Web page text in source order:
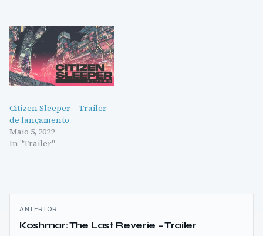
Citizen Sleeper – Trailer
de lançamento
Maio 5, 2022
In "Trailer"
Navegação
de
ANTERIOR
Koshmar: The Last Reverie – Trailer